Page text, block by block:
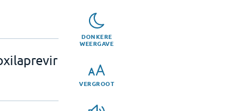
DONKERE
WEERGAVE
VERGROOT